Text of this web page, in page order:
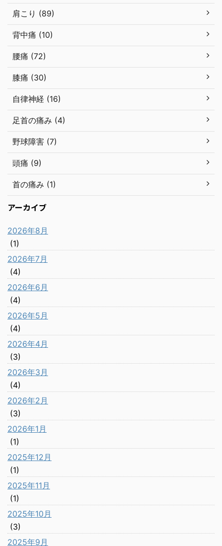
肩こり (89)
背中痛 (10)
腰痛 (72)
膝痛 (30)
自律神経 (16)
足首の痛み (4)
野球障害 (7)
頭痛 (9)
首の痛み (1)
アーカイブ
2026年8月
(1)
2026年7月
(4)
2026年6月
(4)
2026年5月
(4)
2026年4月
(3)
2026年3月
(4)
2026年2月
(3)
2026年1月
(1)
2025年12月
(1)
2025年11月
(1)
2025年10月
(3)
2025年9月